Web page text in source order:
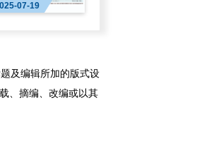
07-19
及编辑所加的版式设
、摘编、改编或以其